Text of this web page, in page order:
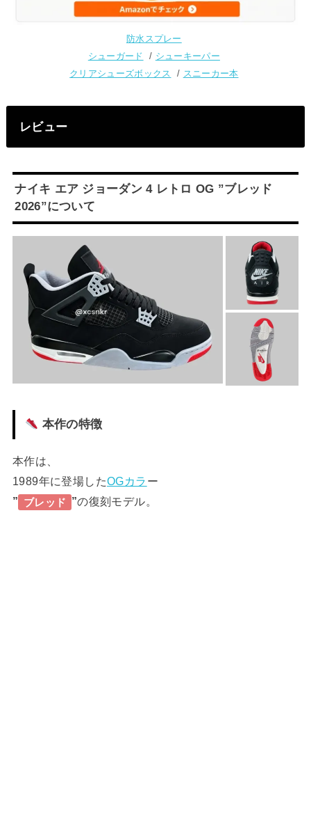
防水スプレー
シューガード
/ シューキーパー
クリアシューズボックス
/ スニーカー本
レビュー
ナイキ エア ジョーダン 4 レトロ OG ”ブレッド
2026”について
本作の特徴
本作は、
1989年に登場したOGカラ ー
”
ブレッド ”の復刻モデル。